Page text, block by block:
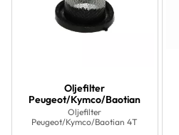
Oljefilter
Peugeot/Kymco/Baotian
Oljefilter
Peugeot/Kymco/Baotian 4T